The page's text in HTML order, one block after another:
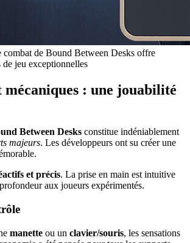
combat de Bound Between Desks offre
de jeu exceptionnelles
mécaniques : une jouabilité
Between Desks constitue indéniablement
majeurs. Les développeurs ont su créer une
et précis. La prise en main est intuitive
aux joueurs expérimentés.
manette ou un clavier/souris, les sensations